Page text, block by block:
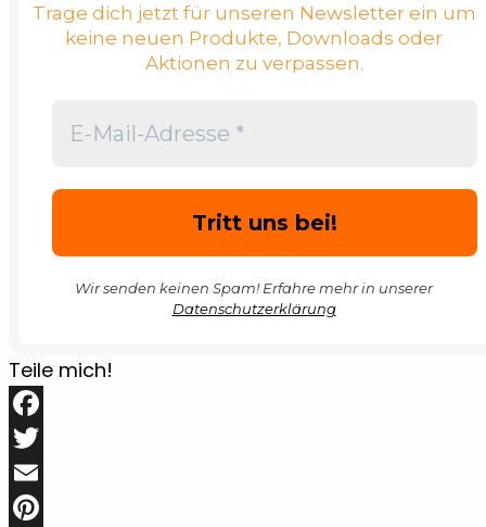
Trage dich jetzt für unseren Newsletter ein um
keine neuen Produkte, Downloads oder
Aktionen zu verpassen.
Wir senden keinen Spam! Erfahre mehr in unserer
Datenschutzerklärung
Teile mich!
Facebook
Twitter
Email